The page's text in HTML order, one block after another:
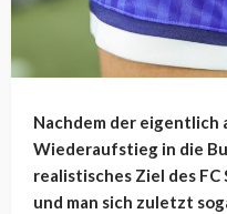
Nachdem der
Wiederaufstieg in die
realistisches Ziel des
und man sich zuletzt